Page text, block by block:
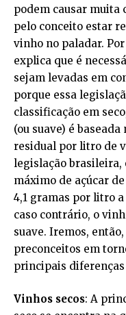
podem causar muita
pelo conceito estar
vinho no paladar.
explica que é
sejam levadas em
porque essa
classificação em
(ou suave) é
residual por litro de
legislação brasileira,
máximo de açúcar
4,1 gramas por litro
caso contrário, o
suave. Iremos,
preconceitos em
principais
Vinhos secos: A